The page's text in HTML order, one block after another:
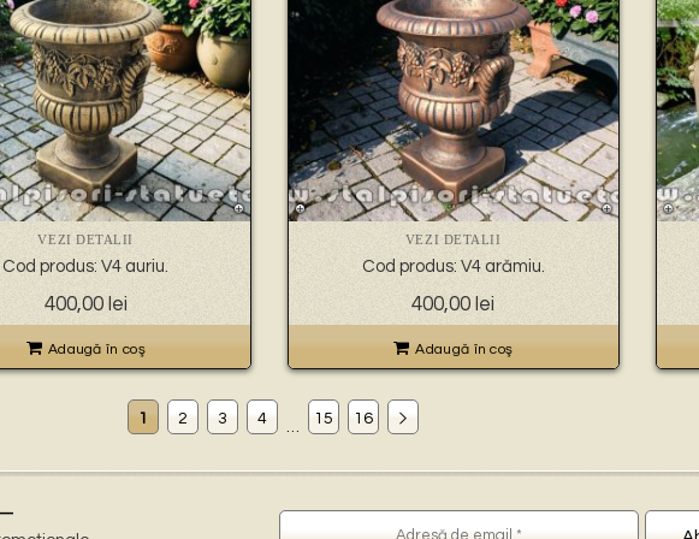
VEZI DETALII
Cod produs: V4 auriu.
400,00 lei
Adaugă în coş
VEZI DETALII
Cod produs: V4 arămiu.
400,00 lei
Adaugă în coş
1 2 3 4 15 16